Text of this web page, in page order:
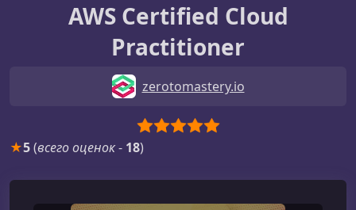
AWS Certified Cloud
Practitioner
zerotomastery.io
★5(всего оценок- 18)